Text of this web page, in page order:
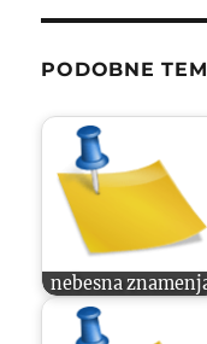
PODOBNE
nebesna